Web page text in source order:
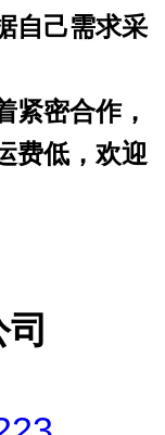
自己需求采
紧密合作，
费低，欢迎